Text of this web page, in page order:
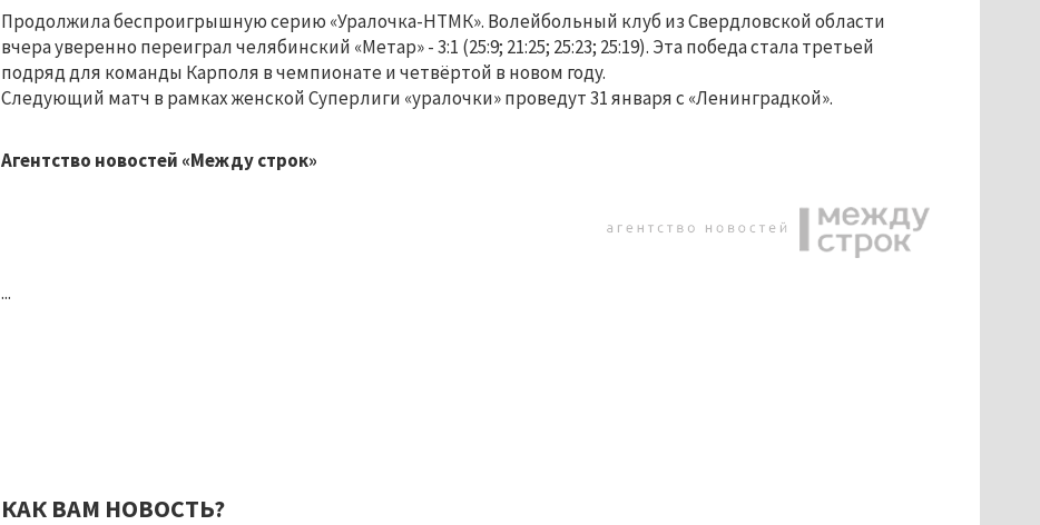
Продолжила беспроигрышную серию «Уралочка-НТМК». Волейбольный клуб из Свердловской области
вчера уверенно переиграл челябинский «Метар» - 3:1 (25:9; 21:25; 25:23; 25:19). Эта победа стала третьей
подряд для команды Карполя в чемпионате и четвёртой в новом году.
Следующий матч в рамках женской Суперлиги «уралочки» проведут 31 января с «Ленинградкой».
Агентство новостей «Между строк»
...
КАК ВАМ НОВОСТЬ?